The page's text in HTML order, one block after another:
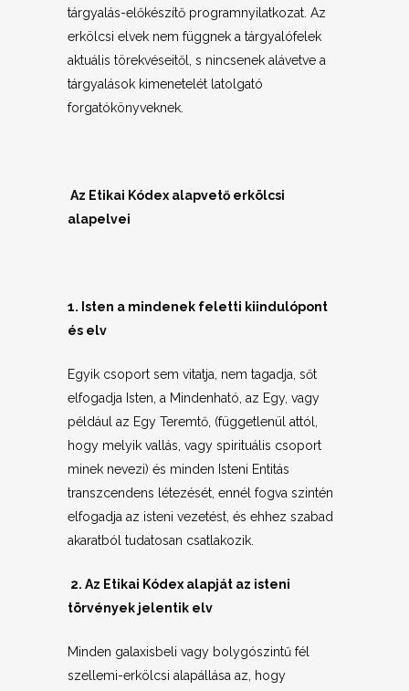
tárgyalás-előkészítő programnyilatkozat. Az
erkölcsi elvek nem függnek a tárgyalófelek
aktuális törekvéseitől, s nincsenek alávetve a
tárgyalások kimenetelét latolgató
forgatókönyveknek.
Az Etikai Kódex alapvető erkölcsi
alapelvei
1. Isten a mindenek feletti kiindulópont
és elv
Egyik csoport sem vitatja, nem tagadja, sőt
elfogadja Isten, a Mindenható, az Egy, vagy
például az Egy Teremtő, (függetlenül attól,
hogy melyik vallás, vagy spirituális csoport
minek nevezi) és minden Isteni Entitás
transzcendens létezését, ennél fogva szintén
elfogadja az isteni vezetést, és ehhez szabad
akaratból tudatosan csatlakozik.
2. Az Etikai Kódex alapját az isteni
törvények jelentik elv
Minden galaxisbeli vagy bolygószintű fél
szellemi-erkölcsi alapállása az, hogy